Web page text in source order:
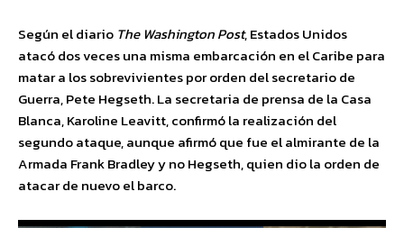
Según el diario The Washington Post, Estados Unidos
atacó dos veces una misma embarcación en el Caribe para
matar a los sobrevivientes por orden del secretario de
Guerra, Pete Hegseth. La secretaria de prensa de la Casa
Blanca, Karoline Leavitt, confirmó la realización del
segundo ataque, aunque afirmó que fue el almirante de la
Armada Frank Bradley y no Hegseth, quien dio la orden de
atacar de nuevo el barco.